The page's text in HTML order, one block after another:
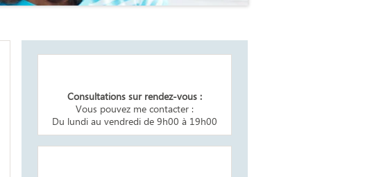
Consultations sur rendez-vous :
Vous pouvez me contacter :
Du lundi au vendredi de 9h00 à 19h00